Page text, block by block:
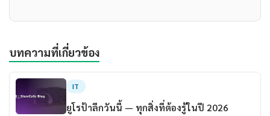
บทความที่เกี่ยวข้อง
IT
ยูโรป้าลีกวันนี้ — ทุกสิ่งที่ต้องรู้ในปี 2026